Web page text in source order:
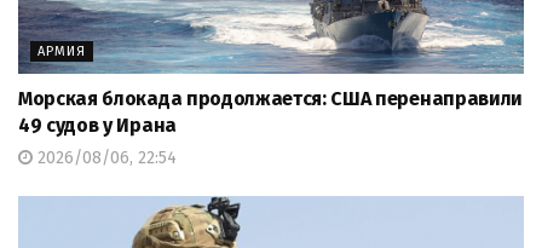
АРМИЯ
Морская блокада продолжается: США перенаправили
49 судов у Ирана
2026/08/06, 22:54